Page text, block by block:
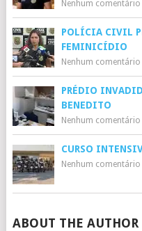
Nenhum comentário
POLÍCIA CIVIL
FEMINICÍDIO
Nenhum comentário
PRÉDIO
BENEDITO
Nenhum comentário
CURSO
Nenhum comentário
ABOUT THE AUTHOR